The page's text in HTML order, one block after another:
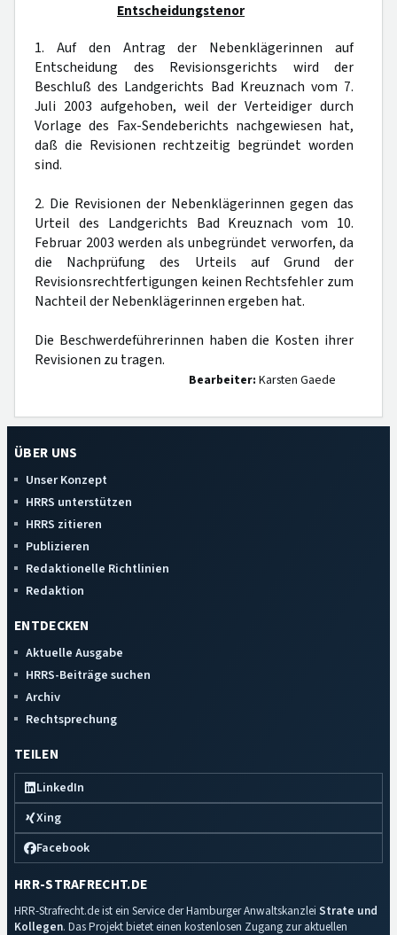
Entscheidungstenor
1. Auf den Antrag der Nebenklägerinnen auf
Entscheidung des Revisionsgerichts wird der
Beschluß des Landgerichts Bad Kreuznach vom 7.
Juli 2003 aufgehoben, weil der Verteidiger durch
Vorlage des Fax-Sendeberichts nachgewiesen hat,
daß die Revisionen rechtzeitig begründet worden
sind.
2. Die Revisionen der Nebenklägerinnen gegen das
Urteil des Landgerichts Bad Kreuznach vom 10.
Februar 2003 werden als unbegründet verworfen, da
die Nachprüfung des Urteils auf Grund der
Revisionsrechtfertigungen keinen Rechtsfehler zum
Nachteil der Nebenklägerinnen ergeben hat.
Die Beschwerdeführerinnen haben die Kosten ihrer
Revisionen zu tragen.
Bearbeiter: Karsten Gaede
ÜBER UNS
Unser Konzept
HRRS unterstützen
HRRS zitieren
Publizieren
Redaktionelle Richtlinien
Redaktion
ENTDECKEN
Aktuelle Ausgabe
HRRS-Beiträge suchen
Archiv
Rechtsprechung
TEILEN
LinkedIn
Xing
Facebook
HRR-STRAFRECHT.DE
HRR-Strafrecht.de ist ein Service der Hamburger Anwaltskanzlei Strate und
Kollegen. Das Projekt bietet einen kostenlosen Zugang zur aktuellen